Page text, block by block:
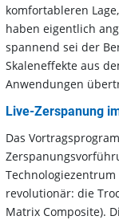
komfortableren
haben eigentlich
spannend sei der
Skaleneffekte aus
Anwendungen
Live-Zerspanung
Das
revolutionär: die
Matrix Composite).